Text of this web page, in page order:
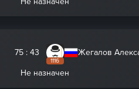
75 : 43
1116
Жегалов
Не назначен